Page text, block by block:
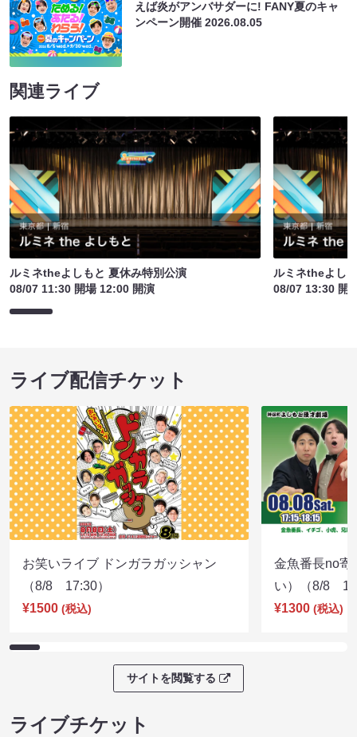
えば炎がアンバサダーに! FANY夏のキャ
ンペーン開催2026.08.05
関連ライブ
ルミネtheよしもと 夏休み特別公演
08/07 11:30 開場 12:00 開演
ルミネtheよし
08/07 13:30 開
ライブ配信チケット
お笑いライブ ドンガラガッシャン
（8/8 17:30）
¥1500 (税込)
金魚番長no寄
い）（8/8
¥1300 (税込)
サイトを閲覧する
ライブチケット